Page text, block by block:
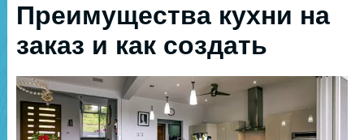
Преимущества кухни на
заказ и как создать